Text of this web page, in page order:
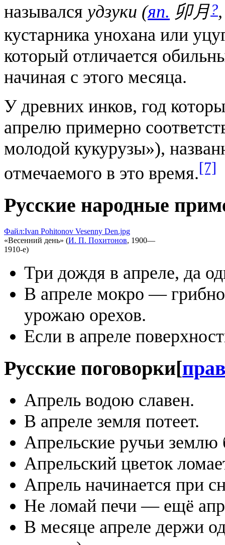
назывался удзуки (яп. 卯月?
кустарника унохана или
который отличается
начиная с этого месяца.
У древних инков, год
апрелю примерно
молодой кукурузы»),
отмечаемого в это время.[7]
Русские народные
Файл:Ivan Pohitonov Vesenny Den.jpg
«Весенний день» (И. П. Похитонов, 1900—
1910-е)
Три дождя в апреле, да
В апреле мокро —
урожаю орехов.
Если в апреле
Русские поговорки[
Апрель водою славен.
В апреле земля потеет.
Апрельские ручьи землю
Апрельский цветок
Апрель начинается при
Не ломай печи — ещё
В месяце апреле держи